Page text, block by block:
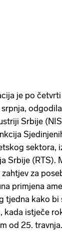
je po
Srbije
sektora,
Srbije (RTS).
za
primjena
tjedna kako bi
kada istječe
od 25. travnja.